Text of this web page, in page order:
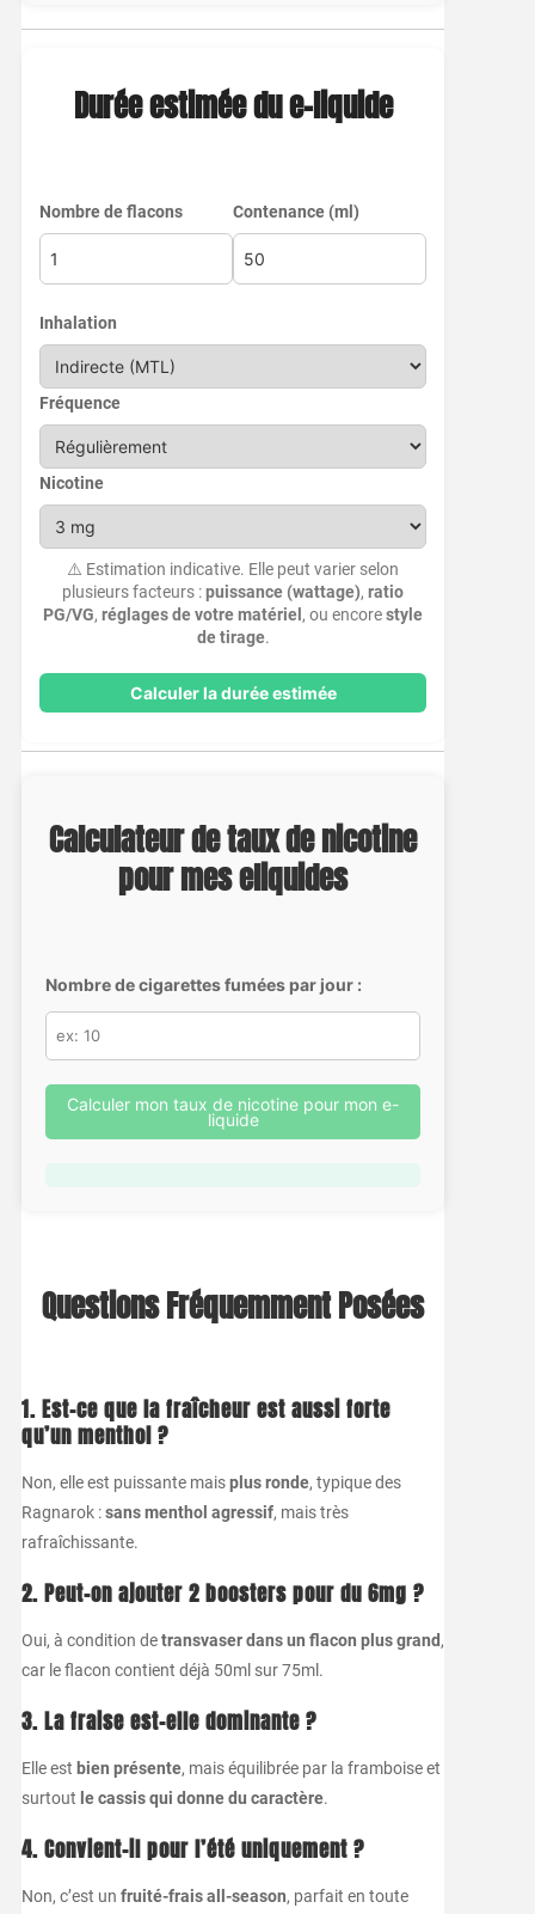
Durée estimée du e-liquide
Nombre de flacons Contenance (ml)
Inhalation
Fréquence
Nicotine
⚠️ Estimation indicative. Elle peut varier selon
plusieurs facteurs :puissance (wattage),ratio
PG/VG,réglages de votre matériel , ou encorestyle
de tirage.
Calculer la durée estimée
Calculateur de taux de nicotine
pour mes eliquides
Nombre de cigarettes fumées par jour :
Calculer mon taux de nicotine pour mon e-
liquide
Questions Fréquemment Posées
1. Est-ce que la fraîcheur est aussi forte
qu’un menthol ?
Non, elle est puissante maisplus ronde, typique des
Ragnarok :sans menthol agressif, mais très
rafraîchissante.
2. Peut-on ajouter 2 boosters pour du 6mg ?
Oui, à condition detransvaser dans un flacon plus grand ,
car le flacon contient déjà 50ml sur 75ml.
3. La fraise est-elle dominante ?
Elle est bien présente, mais équilibrée par la framboise et
surtout le cassis qui donne du caractère.
4. Convient-il pour l’été uniquement ?
Non, c’est un fruité-frais all-season, parfait en toute